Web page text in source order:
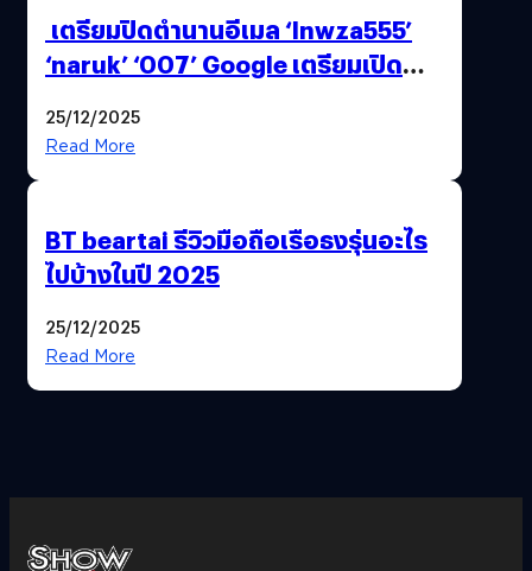
เตรียมปิดตำนานอีเมล ‘lnwza555’
‘naruk’ ‘007’ Google เตรียมเปิด
25/12/2025
Read More
BT beartai รีวิวมือถือเรือธงรุ่นอะไร
ไปบ้างในปี 2025
25/12/2025
Read More